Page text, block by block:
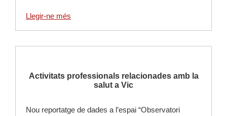
Llegir-ne més
Activitats professionals relacionades amb la
salut a Vic
Nou reportatge de dades a l’espai “Observatori